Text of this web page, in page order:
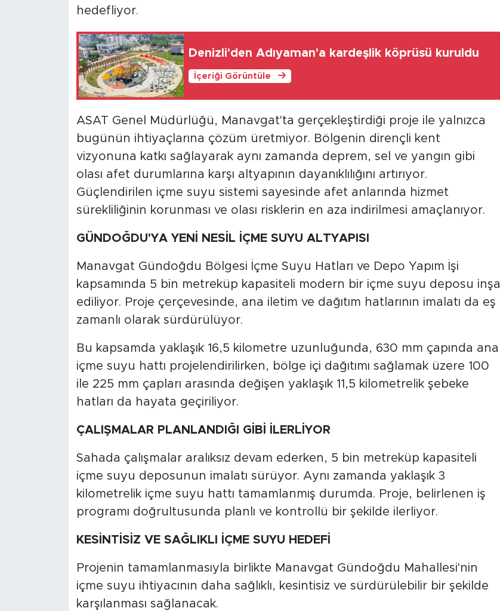
hedefliyor.
Denizli'den Adıyaman'a kardeşlik köprüsü kuruldu
İçeriği Görüntüle
ASAT Genel Müdürlüğü, Manavgat'ta gerçekleştirdiği proje ile yalnızca
bugünün ihtiyaçlarına çözüm üretmiyor. Bölgenin dirençli kent
vizyonuna katkı sağlayarak aynı zamanda deprem, sel ve yangın gibi
olası afet durumlarına karşı altyapının dayanıklılığını artırıyor.
Güçlendirilen içme suyu sistemi sayesinde afet anlarında hizmet
sürekliliğinin korunması ve olası risklerin en aza indirilmesi amaçlanıyor.
GÜNDOĞDU'YA YENİ NESİL İÇME SUYU ALTYAPISI
Manavgat Gündoğdu Bölgesi İçme Suyu Hatları ve Depo Yapım İşi
kapsamında 5 bin metreküp kapasiteli modern bir içme suyu deposu inşa
ediliyor. Proje çerçevesinde, ana iletim ve dağıtım hatlarının imalatı da eş
zamanlı olarak sürdürülüyor.
Bu kapsamda yaklaşık 16,5 kilometre uzunluğunda, 630 mm çapında ana
içme suyu hattı projelendirilirken, bölge içi dağıtımı sağlamak üzere 100
ile 225 mm çapları arasında değişen yaklaşık 11,5 kilometrelik şebeke
hatları da hayata geçiriliyor.
ÇALIŞMALAR PLANLANDIĞI GİBİ İLERLİYOR
Sahada çalışmalar aralıksız devam ederken, 5 bin metreküp kapasiteli
içme suyu deposunun imalatı sürüyor. Aynı zamanda yaklaşık 3
kilometrelik içme suyu hattı tamamlanmış durumda. Proje, belirlenen iş
programı doğrultusunda planlı ve kontrollü bir şekilde ilerliyor.
KESİNTİSİZ VE SAĞLIKLI İÇME SUYU HEDEFİ
Projenin tamamlanmasıyla birlikte Manavgat Gündoğdu Mahallesi'nin
içme suyu ihtiyacının daha sağlıklı, kesintisiz ve sürdürülebilir bir şekilde
karşılanması sağlanacak.